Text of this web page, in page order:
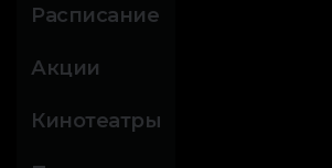
Расписание
Акции
Кинотеатры